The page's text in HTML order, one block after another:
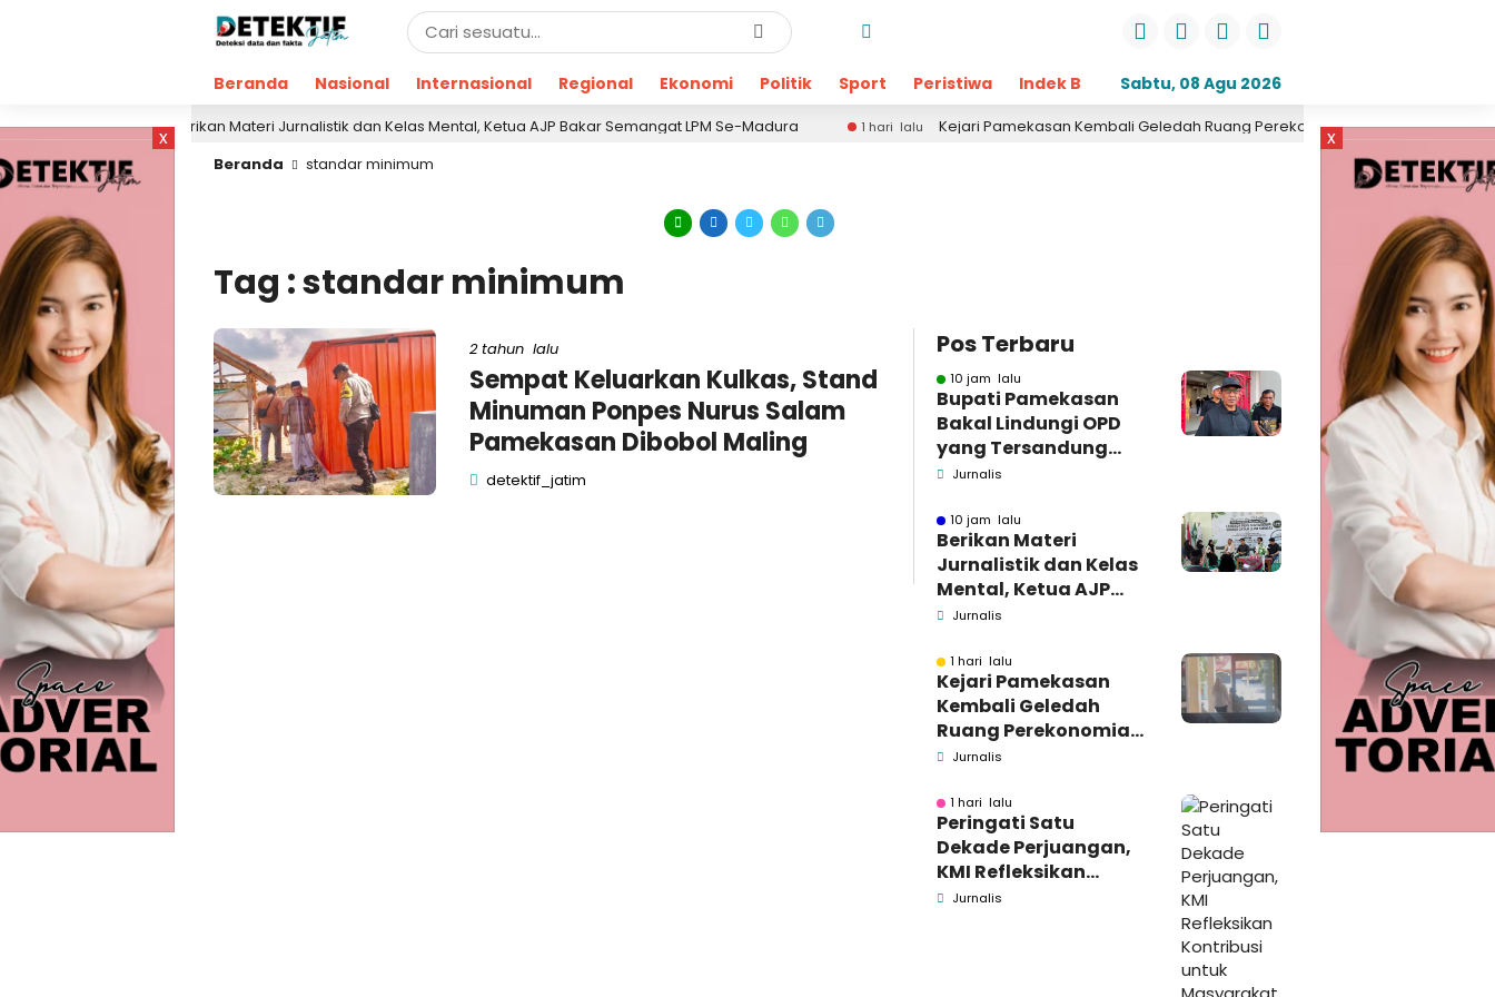
Beranda Nasional Internasional Regional Ekonomi Politik Sport Peristiwa Indek Berita Opini Daerah
Sabtu, 08 Agu 2026
x
10 jam lalu Berikan Materi Jurnalistik dan Kelas Mental, Ketua AJP Bakar Semangat LPM Se-Madura 1 hari lalu
Kejari Pamekasan Kembali Geledah Ruang Perekonomian, Pidsus: Tunggu Saja!
Beranda
standar minimum
Tag : standar minimum
2 tahun lalu
Sempat Keluarkan Kulkas, Stand
Minuman Ponpes Nurus Salam
Pamekasan Dibobol Maling
detektif_jatim
Pos Terbaru
10 jam lalu
Bupati Pamekasan
Bakal Lindungi OPD
yang Tersandung
Dugaan Korupsi
Jurnalis
10 jam lalu
Berikan Materi
Jurnalistik dan Kelas
Mental, Ketua AJP
Bakar Semangat LPM
Jurnalis
1 hari lalu
Kejari Pamekasan
Kembali Geledah
Ruang Perekonomian,
Pidsus: Tunggu Saja!
Jurnalis
1 hari lalu
Peringati Satu
Dekade Perjuangan,
KMI Refleksikan
Kontribusi untuk
Jurnalis
x